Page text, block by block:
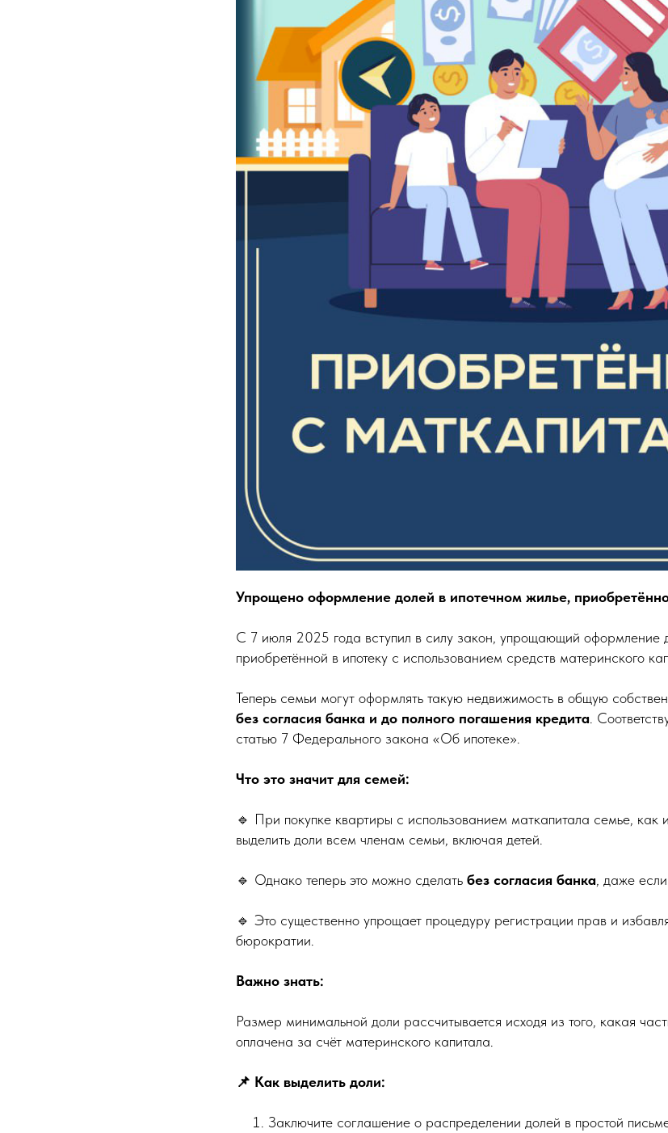
Упрощено оформление долей в ипотечном жилье,
С 7 июля 2025 года вступил в силу закон, упрощающий оформление
приобретённой в ипотеку с использованием средств материнского
Теперь семьи могут оформлять такую недвижимость в общую
без согласия банка и до полного погашения кредита .
статью 7 Федерального закона «Об ипотеке».
Что это значит для семей:
🔹 При покупке квартиры с использованием маткапитала семье, как
выделить доли всем членам семьи, включая детей.
🔹 Однако теперь это можно сделать без согласия банка, даже
🔹 Это существенно упрощает процедуру регистрации прав и
бюрократии.
Важно знать:
Размер минимальной доли рассчитывается исходя из того, какая
оплачена за счёт материнского капитала.
📌 Как выделить доли:
Заключите соглашение о распределении долей в простой